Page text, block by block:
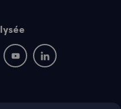
nous sur Twitter
: rejoignez-nous sur
fenêtre : rejoignez-nous
Nouvelle fenêtre :
Nouvelle fenêtre :